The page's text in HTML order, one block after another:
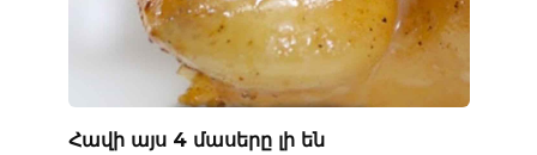
Հավի այս 4 մասերը լի են